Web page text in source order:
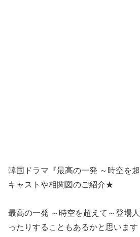
韓国ドラマ『最高の一発 ～時空を
キャストや相関図のご紹介★
最高の一発 ～時空を超えて～登場
ったりすることもあるかと思います